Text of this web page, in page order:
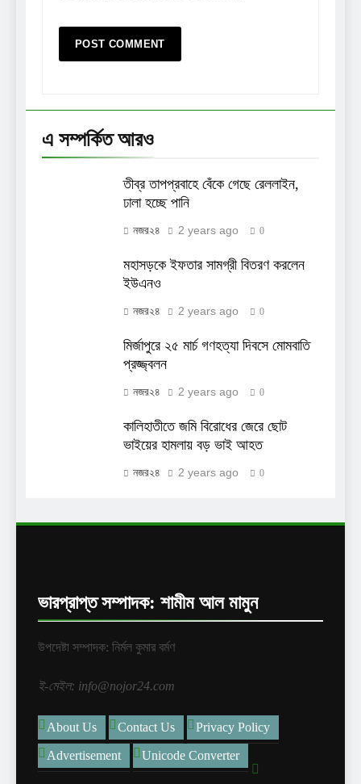
এ সম্পর্কিত আরও
তীব্র তাপপ্রবাহে বেঁকে গেছে রেললাইন,
ঢালা হচ্ছে পানি
নজর২৪ 2 years ago 0
মহাসড়কে ইফতার সামগ্রী বিতরণ করলেন
ইউএনও
নজর২৪ 2 years ago 0
মির্জাপুরে ২৫ মার্চ গণহত্যা দিবসে মোমবাতি
প্রজ্জ্বলন
নজর২৪ 2 years ago 0
কালিহাতীতে জমি বিরোধের জেরে ছোট
ভাইয়ের হামলায় বড় ভাই আহত
নজর২৪ 2 years ago 0
ভারপ্রাপ্ত সম্পাদক: শামীম আল মামুন
উপদেষ্টা সম্পাদক: নির্মল কুমার বর্মণ
ই-মেইল: info@nojor24.com
About Us Contact Us Privacy Policy
Advertisement Unicode Converter